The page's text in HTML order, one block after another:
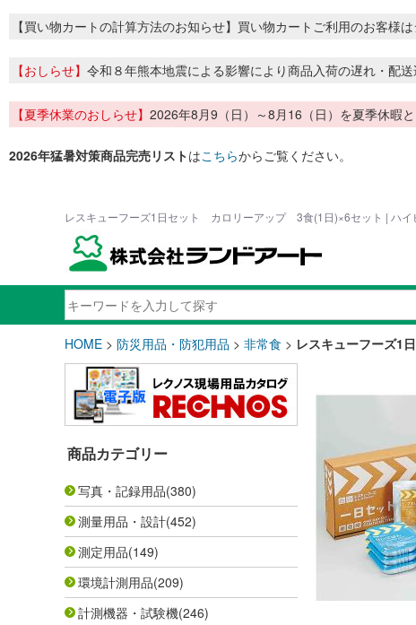
【買い物カートの計算方法のお知らせ】買い物カートご利用のお客様は
【おしらせ】 令和８年熊本地震による影響により商品入荷の遅れ・配
【夏季休業のおしらせ】 2026年8月9（日）～8月16（日）を夏季休暇
2026年猛暑対策商品完売リストはこちらからご覧ください。
レスキューフーズ1日セット カロリーアップ 3食(1日)×6セット | ハイ
HOME > 防災用品・防犯用品 > 非常食 > レスキューフーズ1
商品カテゴリー
写真・記録用品(380)
測量用品・設計(452)
測定用品(149)
環境計測用品(209)
計測機器・試験機(246)